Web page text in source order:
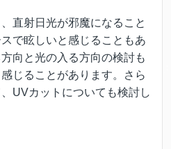
直射日光が邪魔になること
で眩しいと感じることもあ
向と光の入る方向の検討も
じることがあります。さら
UVカットについても検討し